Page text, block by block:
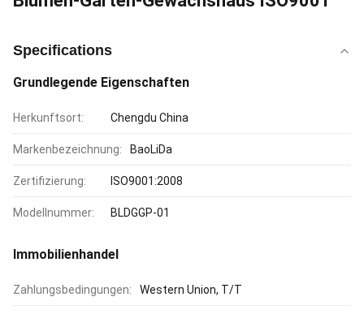
Specifications
Grundlegende Eigenschaften
Herkunftsort: Chengdu China
Markenbezeichnung: BaoLiDa
Zertifizierung: ISO9001:2008
Modellnummer: BLDGGP-01
Immobilienhandel
Zahlungsbedingungen: Western Union, T/T